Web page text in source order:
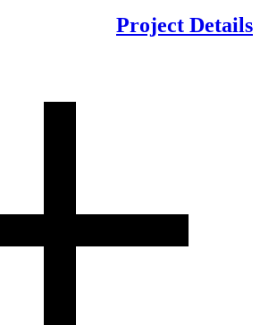
Project Details